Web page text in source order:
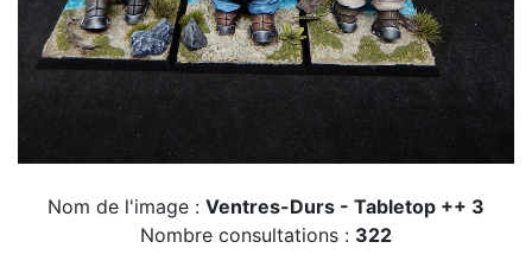
Nom de l'image : Ventres-Durs - Tabletop ++ 3
Nombre consultations : 322